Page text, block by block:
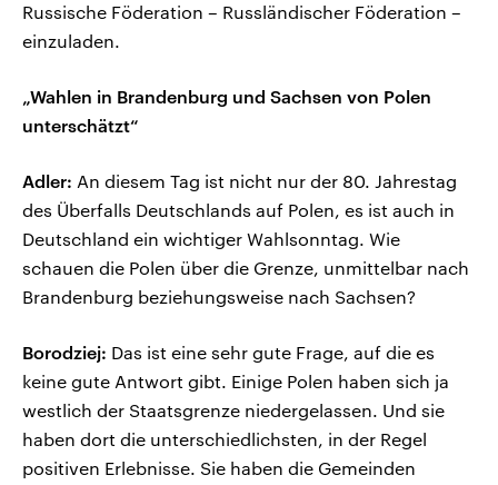
Russische Föderation – Russländischer Föderation –
einzuladen.
„Wahlen in Brandenburg und Sachsen von Polen
unterschätzt“
Adler: An diesem Tag ist nicht nur der 80. Jahrestag
des Überfalls Deutschlands auf Polen, es ist auch in
Deutschland ein wichtiger Wahlsonntag. Wie
schauen die Polen über die Grenze, unmittelbar nach
Brandenburg beziehungsweise nach Sachsen?
Borodziej: Das ist eine sehr gute Frage, auf die es
keine gute Antwort gibt. Einige Polen haben sich ja
westlich der Staatsgrenze niedergelassen. Und sie
haben dort die unterschiedlichsten, in der Regel
positiven Erlebnisse. Sie haben die Gemeinden